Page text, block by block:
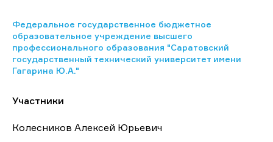
Федеральное государственное бюджетное
образовательное учреждение высшего
профессионального образования "Саратовский
государственный технический университет имени
Гагарина Ю.А."
Участники
Колесников Алексей Юрьевич